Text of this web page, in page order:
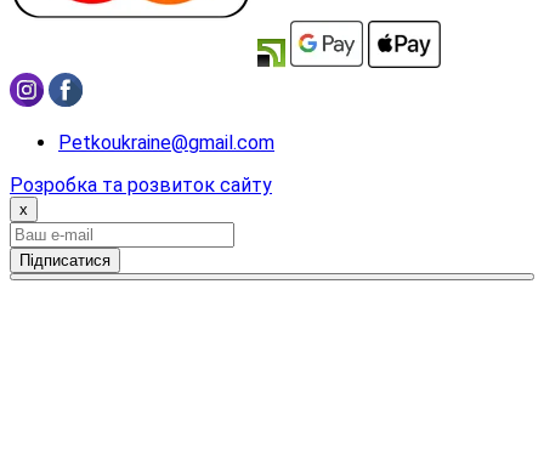
Petkoukraine@gmail.com
Розробка та розвиток сайту
x